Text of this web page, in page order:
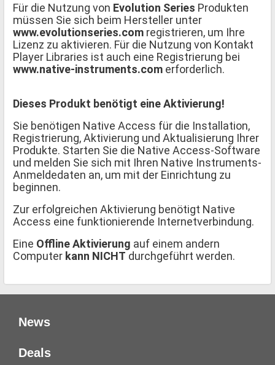
Für die Nutzung von Evolution Series Produkten
müssen Sie sich beim Hersteller unter
www.evolutionseries.com registrieren, um Ihre
Lizenz zu aktivieren. Für die Nutzung von Kontakt
Player Libraries ist auch eine Registrierung bei
www.native-instruments.com erforderlich.
Dieses Produkt benötigt eine Aktivierung!
Sie benötigen Native Access für die Installation,
Registrierung, Aktivierung und Aktualisierung Ihrer
Produkte. Starten Sie die Native Access-Software
und melden Sie sich mit Ihren Native Instruments-
Anmeldedaten an, um mit der Einrichtung zu
beginnen.
Zur erfolgreichen Aktivierung benötigt Native
Access eine funktionierende Internetverbindung.
Eine Offline Aktivierung auf einem andern
Computer kann NICHT durchgeführt werden.
News
Deals